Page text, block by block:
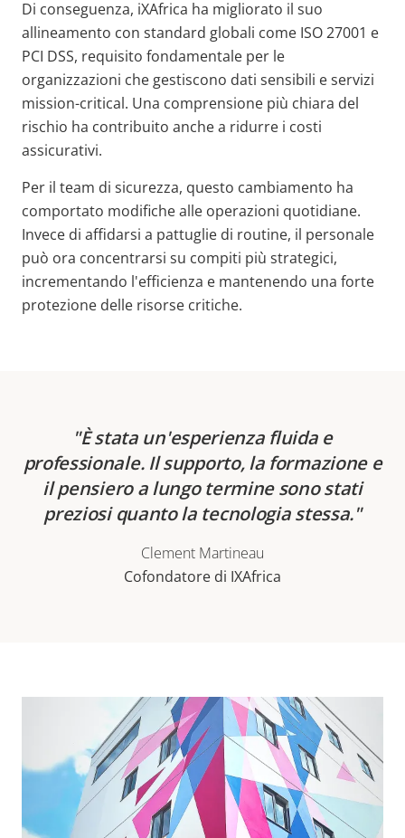
Di conseguenza, iXAfrica ha migliorato il suo
allineamento con standard globali come ISO 27001 e
PCI DSS, requisito fondamentale per le
organizzazioni che gestiscono dati sensibili e servizi
mission-critical. Una comprensione più chiara del
rischio ha contribuito anche a ridurre i costi
assicurativi.
Per il team di sicurezza, questo cambiamento ha
comportato modifiche alle operazioni quotidiane.
Invece di affidarsi a pattuglie di routine, il personale
può ora concentrarsi su compiti più strategici,
incrementando l'efficienza e mantenendo una forte
protezione delle risorse critiche.
È stata un'esperienza fluida e
professionale. Il supporto, la formazione e
il pensiero a lungo termine sono stati
preziosi quanto la tecnologia stessa.
Clement Martineau
Cofondatore di IXAfrica